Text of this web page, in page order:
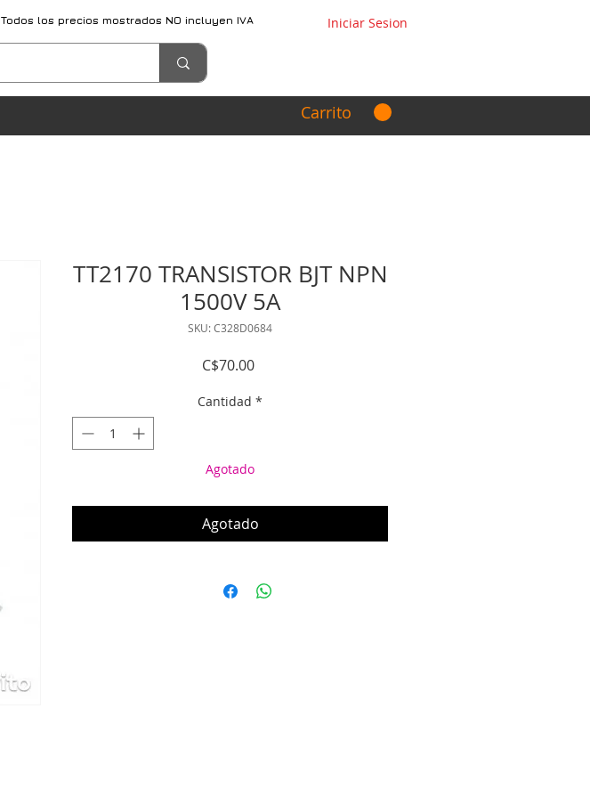
Todos los precios mostrados NO incluyen IVA Iniciar Sesion
Carrito
TT2170 TRANSISTOR BJT NPN
1500V 5A
SKU: C328D0684
C$70.00Precio
Cantidad *
Agotado
Agotado